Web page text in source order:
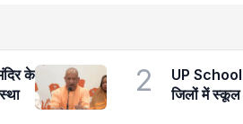
के
2
UP
जिलों में स्कूल